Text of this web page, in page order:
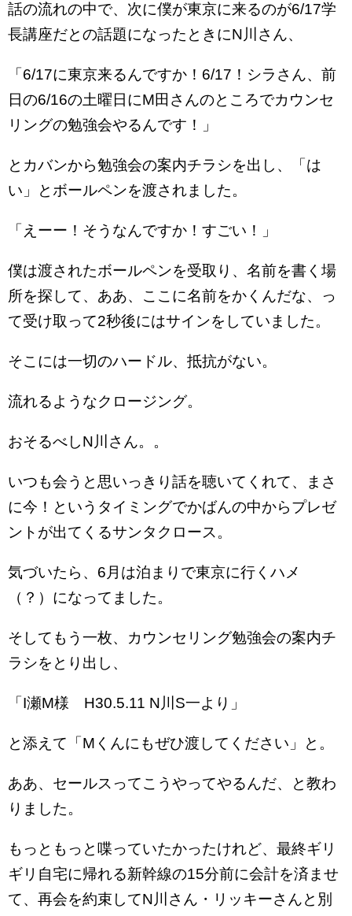
話の流れの中で、次に僕が東京に来るのが6/17学
長講座だとの話題になったときにN川さん、
「6/17に東京来るんですか！6/17！シラさん、前
日の6/16の土曜日にM田さんのところでカウンセ
リングの勉強会やるんです！」
とカバンから勉強会の案内チラシを出し、「は
い」とボールペンを渡されました。
「えーー！そうなんですか！すごい！」
僕は渡されたボールペンを受取り、名前を書く場
所を探して、ああ、ここに名前をかくんだな、っ
て受け取って2秒後にはサインをしていました。
そこには一切のハードル、抵抗がない。
流れるようなクロージング。
おそるべしN川さん。。
いつも会うと思いっきり話を聴いてくれて、まさ
に今！というタイミングでかばんの中からプレゼ
ントが出てくるサンタクロース。
気づいたら、6月は泊まりで東京に行くハメ
（？）になってました。
そしてもう一枚、カウンセリング勉強会の案内チ
ラシをとり出し、
「I瀬M様 H30.5.11 N川S一より」
と添えて「Mくんにもぜひ渡してください」と。
ああ、セールスってこうやってやるんだ、と教わ
りました。
もっともっと喋っていたかったけれど、最終ギリ
ギリ自宅に帰れる新幹線の15分前に会計を済ませ
て、再会を約束してN川さん・リッキーさんと別